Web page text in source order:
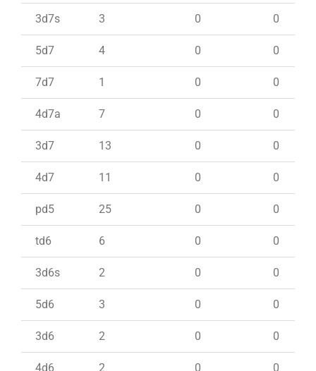
3d7s 3 0 0
5d7 4 0 0
7d7 1 0 0
4d7a 7 0 0
3d7 13 0 0
4d7 11 0 0
pd5 25 0 0
td6 6 0 0
3d6s 2 0 0
5d6 3 0 0
3d6 2 0 0
4d6 2 0 0